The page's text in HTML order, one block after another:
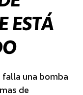
ESTÁ
falla una bomba
de